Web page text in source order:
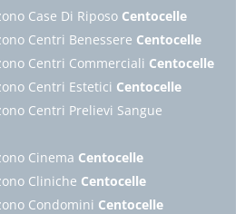
Case Di Riposo Centocelle
Centri Benessere Centocelle
Centri Commerciali Centocelle
Centri Estetici Centocelle
Centri Prelievi Sangue
Cinema Centocelle
Cliniche Centocelle
Condomini Centocelle